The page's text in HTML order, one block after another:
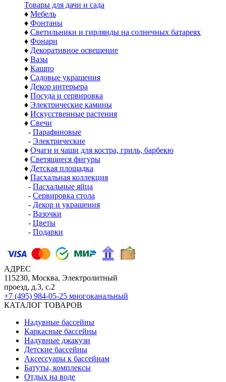
Товары для дачи и сада
♦ Мебель
♦ Фонтаны
♦ Светильники и гирлянды на солнечных батареях
♦ Фонари
♦ Декоративное освещение
♦ Вазы
♦ Кашпо
♦ Садовые украшения
♦ Декор интерьера
♦ Посуда и сервировка
♦ Электрические камины
♦ Искусственные растения
♦ Свечи
- Парафиновые
- Электрические
♦ Очаги и чаши для костра, гриль, барбекю
♦ Светящиеся фигуры
♦ Детская площадка
♦ Пасхальная коллекция
- Пасхальные яйца
- Сервировка стола
- Декор и украшения
- Вазочки
- Цветы
- Подарки
АДРЕС
115230, Москва, Электролитный
проезд, д.3, с.2
+7 (495) 984-05-25 многоканальный
КАТАЛОГ ТОВАРОВ
Надувные бассейны
Каркасные бассейны
Надувные джакузи
Детские бассейны
Аксессуары к бассейнам
Батуты, комплексы
Отдых на воде